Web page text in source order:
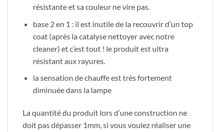
résistante et sa couleur ne vire pas.
base 2 en 1 : il est inutile de la recouvrir d’un top
coat (après la catalyse nettoyer avec notre
cleaner) et c’est tout ! le produit est ultra
résistant aux rayures.
la sensation de chauffe est très fortement
diminuée dans la lampe
La quantité du produit lors d’une construction ne
doit pas dépasser 1mm, si vous voulez réaliser une